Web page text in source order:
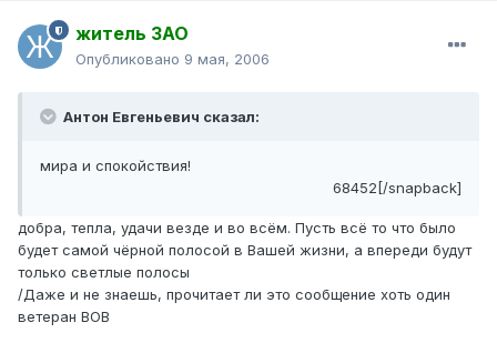
житель ЗАО
Опубликовано 9 мая, 2006
Антон Евгеньевич сказал:
мира и спокойствия!
68452[/snapback]
добра, тепла, удачи везде и во всём. Пусть всё то что было
будет самой чёрной полосой в Вашей жизни, а впереди будут
только светлые полосы
/Даже и не знаешь, прочитает ли это сообщение хоть один
ветеран ВОВ